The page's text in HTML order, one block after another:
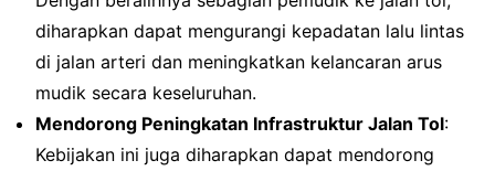
diharapkan dapat mengurangi kepadatan lalu lintas
di jalan arteri dan meningkatkan kelancaran arus
mudik secara keseluruhan.
Mendorong Peningkatan Infrastruktur Jalan Tol:
Kebijakan ini juga diharapkan dapat mendorong